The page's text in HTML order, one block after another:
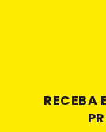
RECEBA